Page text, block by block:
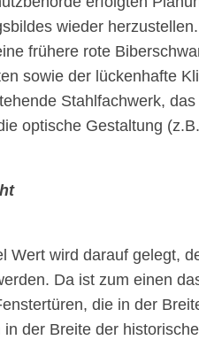
wieder
frühere rote
sowie der lückenhafte
Stahlfachwerk,
optische Gestaltung
Wert wird darauf gelegt,
Da ist zum einen
die in der
in der Breite der